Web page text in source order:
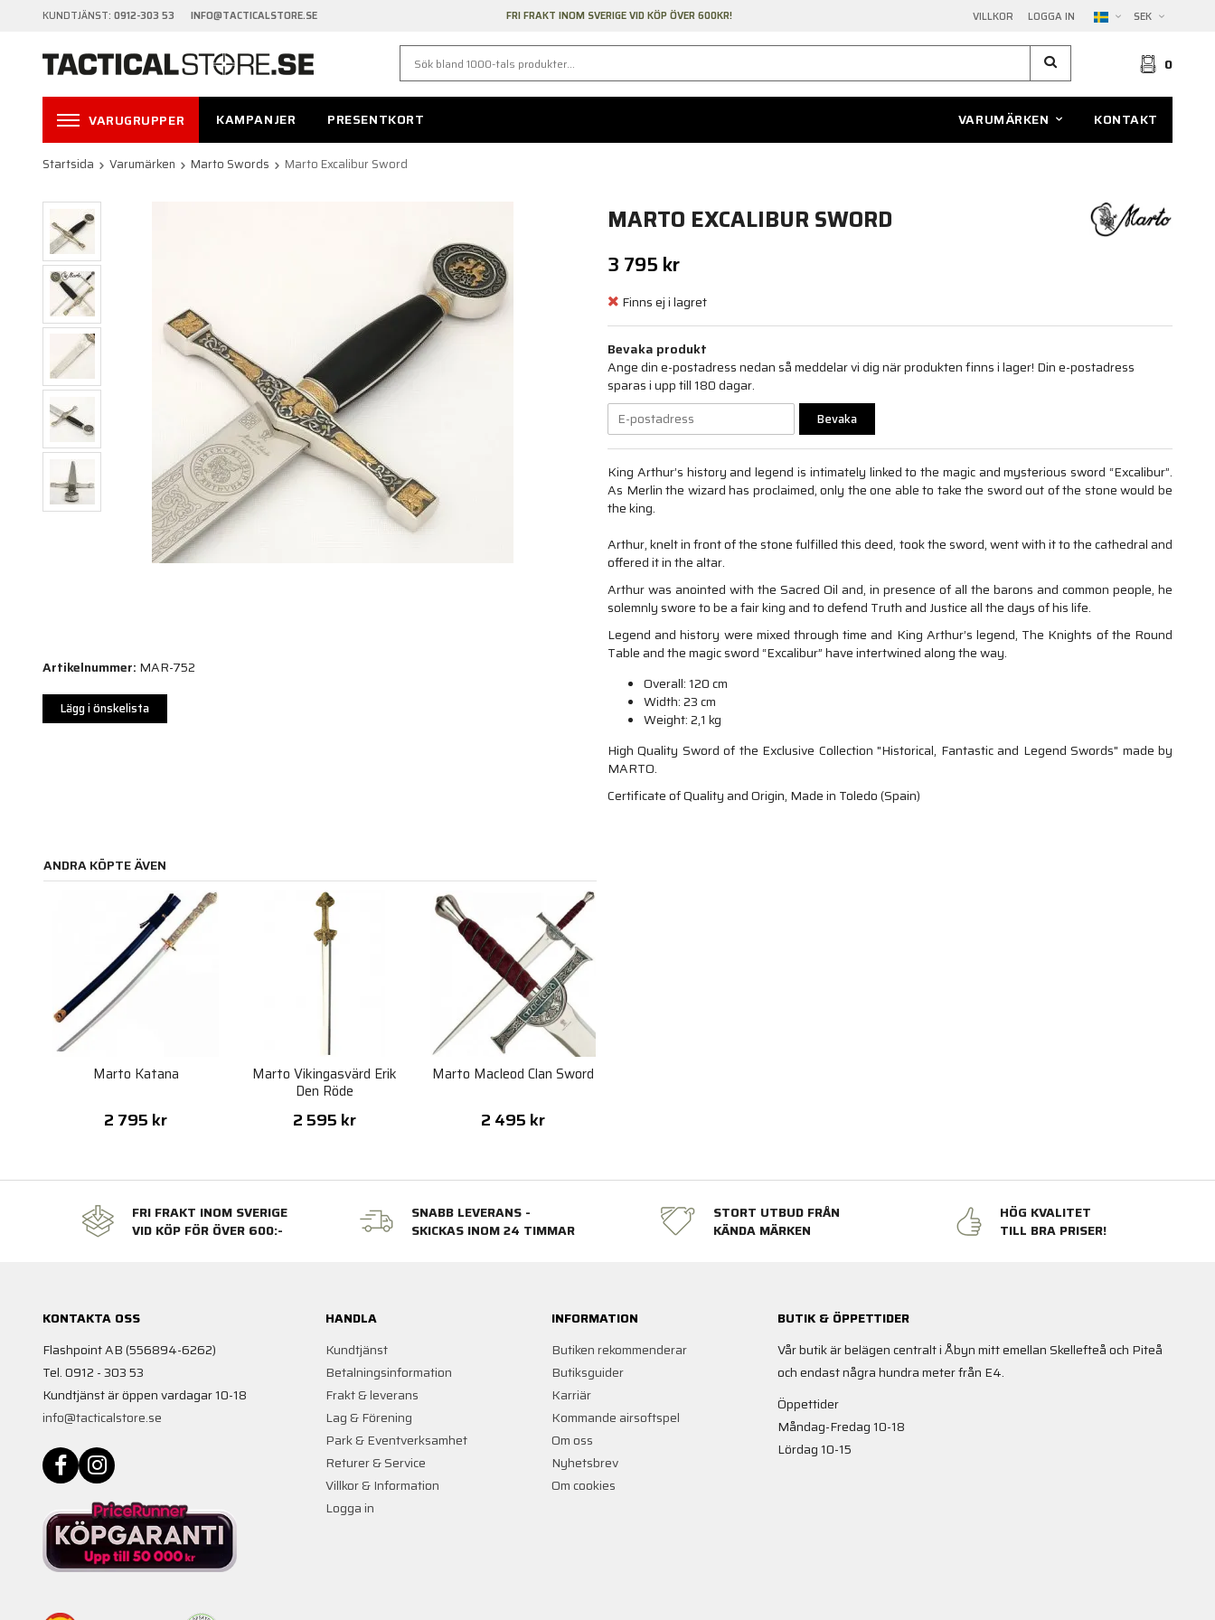
KUNDTJÄNST: 0912-303 53 INFO@TACTICALSTORE.SE VILLKOR LOGGA IN SEK
FRI FRAKT INOM SVERIGE VID KÖP ÖVER 600KR!
0
VARUGRUPPER KAMPANJER PRESENTKORT VARUMÄRKEN KONTAKT
Startsida Varumärken Marto Swords Marto Excalibur Sword
MARTO EXCALIBUR SWORD
3 795 kr
Finns ej i lagret
Bevaka produkt
Ange din e-postadress nedan så meddelar vi dig när produkten finns i lager! Din e-postadress
sparas i upp till 180 dagar.
Bevaka
King Arthur’s history and legend is intimately linked to the magic and mysterious sword “Excalibur”.
As Merlin the wizard has proclaimed, only the one able to take the sword out of the stone would be
the king.
Arthur, knelt in front of the stone fulfilled this deed, took the sword, went with it to the cathedral and
offered it in the altar.
Arthur was anointed with the Sacred Oil and, in presence of all the barons and common people, he
solemnly swore to be a fair king and to defend Truth and Justice all the days of his life.
Legend and history were mixed through time and King Arthur’s legend, The Knights of the Round
Table and the magic sword “Excalibur” have intertwined along the way.
Overall: 120 cm
Width: 23 cm
Weight: 2,1 kg
High Quality Sword of the Exclusive Collection "Historical, Fantastic and Legend Swords" made by
MARTO.
Certificate of Quality and Origin, Made in Toledo (Spain)
Artikelnummer: MAR-752
Lägg i önskelista
ANDRA KÖPTE ÄVEN
Marto Katana
2 795 kr
Marto Vikingasvärd Erik
Den Röde
2 595 kr
Marto Macleod Clan Sword
2 495 kr
FRI FRAKT INOM SVERIGE
VID KÖP FÖR ÖVER 600:-
SNABB LEVERANS -
SKICKAS INOM 24 TIMMAR
STORT UTBUD FRÅN
KÄNDA MÄRKEN
HÖG KVALITET
TILL BRA PRISER!
KONTAKTA OSS
Flashpoint AB (556894-6262)
Tel. 0912 - 303 53
Kundtjänst är öppen vardagar 10-18
info@tacticalstore.se
HANDLA
Kundtjänst
Betalningsinformation
Frakt & leverans
Lag & Förening
Park & Eventverksamhet
Returer & Service
Villkor & Information
Logga in
INFORMATION
Butiken rekommenderar
Butiksguider
Karriär
Kommande airsoftspel
Om oss
Nyhetsbrev
Om cookies
BUTIK & ÖPPETTIDER
Vår butik är belägen centralt i Åbyn mitt emellan Skellefteå och Piteå
och endast några hundra meter från E4.
Öppettider
Måndag-Fredag 10-18
Lördag 10-15